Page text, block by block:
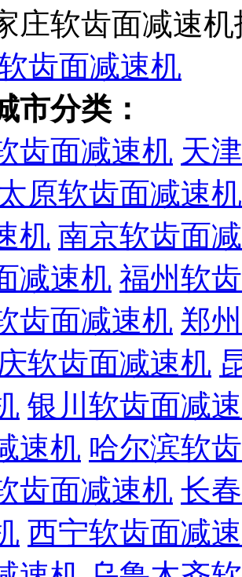
庄软齿面减速
齿面减速机
市分类：
齿面减速机 天
原软齿面减速机
机 南京软齿面
减速机 福州软
齿面减速机 郑
软齿面减速机
银川软齿面减
速机 哈尔滨软
齿面减速机 长
西宁软齿面减